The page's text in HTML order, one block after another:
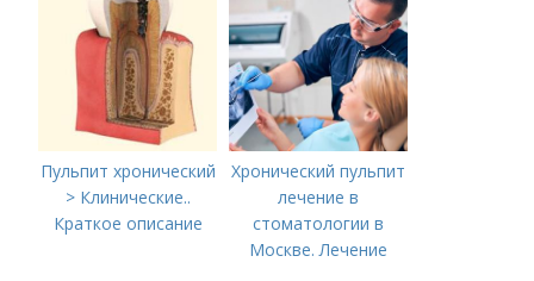
здравоохранения
Российской
Федерации
Пульпит хронический
> Клинические..
Краткое описание
Хронический пульпит
лечение в
стоматологии в
Москве. Лечение